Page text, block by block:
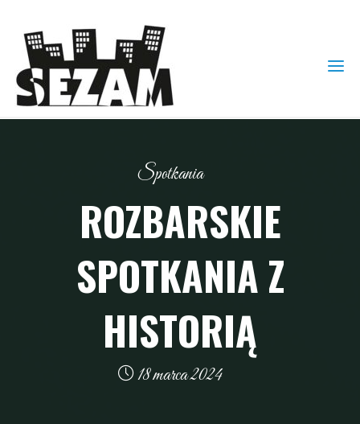
Spotkania
ROZBARSKIE
SPOTKANIA Z
HISTORIĄ
18 marca 2024